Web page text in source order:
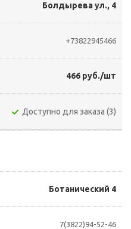
Болдырева ул., 4
+73822945466
466 руб./шт
Доступно для заказа (3)
Ботанический 4
7(3822)94-52-46